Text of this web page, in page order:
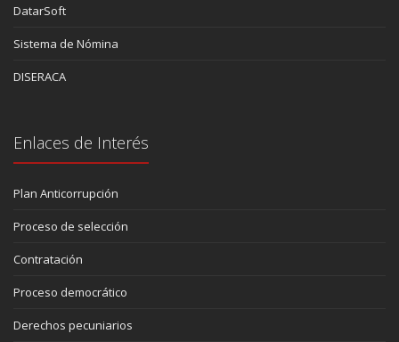
DatarSoft
Sistema de Nómina
DISERACA
Enlaces de Interés
Plan Anticorrupción
Proceso de selección
Contratación
Proceso democrático
Derechos pecuniarios